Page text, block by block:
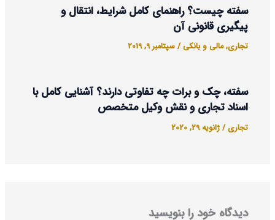
سفته چیست؟ راهنمای کامل شرایط، انتقال و
پیگیری قانونی آن
تجاری,مالی و بانکی/سپتامبر 9, 2019
سفته، چک و برات چه تفاوتی دارند؟ آشنایی کامل با
اسناد تجاری و نقش وکیل متخصص
تجاری/ژانویه 29, 2020
دیدگاه‌ خود را بنویسید